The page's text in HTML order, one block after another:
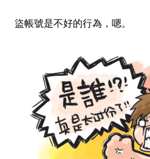
盜帳號是不好的行為，嗯。